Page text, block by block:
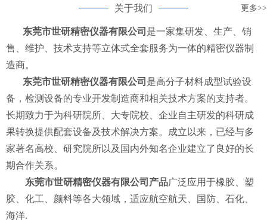
关于我们 更多>>
东莞市世研精密仪器有限公司 是一家集研发、生产、销
售、维护、技术支持等立体式全套服务为一体的精密仪器制
造商。
东莞市世研精密仪器有限公司 是高分子材料成型试验设
备，检测设备的专业开发制造商和相关技术方案的支持者。
长期致力于为科研院所、大专院校、企业自主研发的科研成
果转换提供配套设备及技术解决方案。成立以来，已经与多
家著名高校、研究院所以及国内外知名企业建立了良好的长
期合作关系。
东莞市世研精密仪器有限公司产品广泛应用于橡胶、塑
胶、化工、颜料等各大领域，适应航空航天、国防、石化、
海洋.